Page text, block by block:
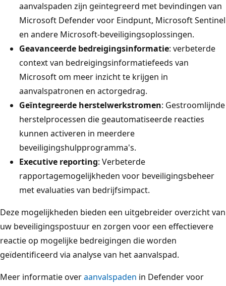
aanvalspaden zijn geïntegreerd met bevindingen van
Microsoft Defender voor Eindpunt, Microsoft Sentinel
en andere Microsoft-beveiligingsoplossingen.
Geavanceerde bedreigingsinformatie: verbeterde
context van bedreigingsinformatiefeeds van
Microsoft om meer inzicht te krijgen in
aanvalspatronen en actorgedrag.
Geïntegreerde herstelwerkstromen: Gestroomlijnde
herstelprocessen die geautomatiseerde reacties
kunnen activeren in meerdere
beveiligingshulpprogramma's.
Executive reporting: Verbeterde
rapportagemogelijkheden voor beveiligingsbeheer
met evaluaties van bedrijfsimpact.
Deze mogelijkheden bieden een uitgebreider overzicht van
uw beveiligingspostuur en zorgen voor een effectievere
reactie op mogelijke bedreigingen die worden
geïdentificeerd via analyse van het aanvalspad.
Meer informatie overaanvalspaden in Defender voor